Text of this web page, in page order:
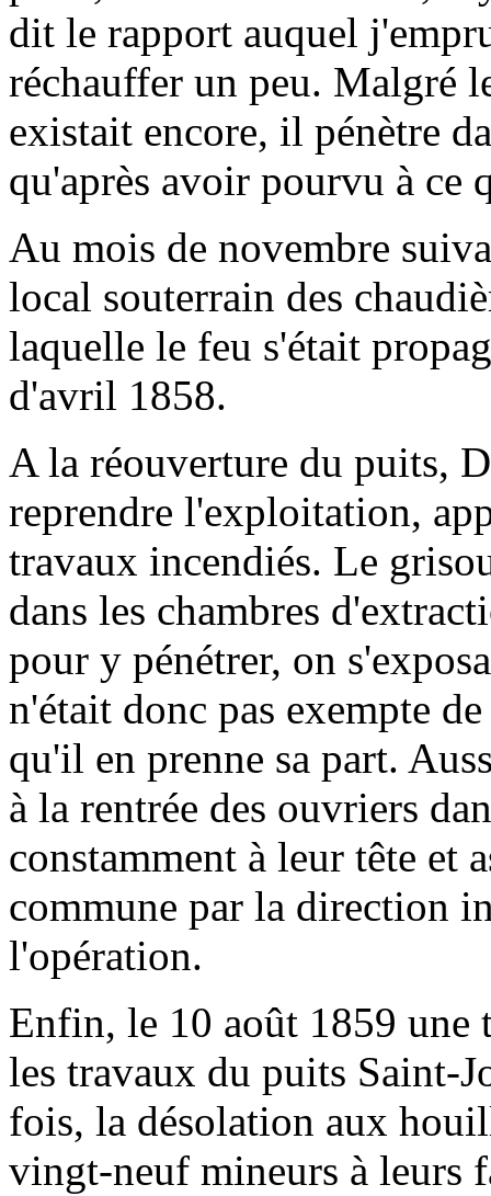
dit le rapport auquel
réchauffer un peu. Malgré
existait encore, il pénètre
qu'après avoir pourvu à ce
Au mois de novembre
local souterrain des
laquelle le feu s'était
d'avril 1858.
A la réouverture du puits,
reprendre l'exploitation,
travaux incendiés. Le
dans les chambres
pour y pénétrer, on
n'était donc pas exempte
qu'il en prenne sa part.
à la rentrée des ouvriers
constamment à leur tête et
commune par la direction
l'opération.
Enfin, le 10 août 1859 une
les travaux du puits Saint-
fois, la désolation aux
vingt-neuf mineurs à leurs